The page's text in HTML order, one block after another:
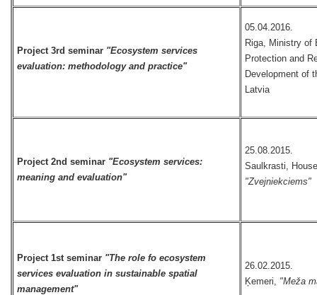
Project 3rd seminar "Ecosystem services
evaluation: methodology and practice"
05.04.2016.
Riga, Ministry of
Protection and
Development of
Latvia
Project 2nd seminar "Ecosystem services:
meaning and evaluation"
25.08.2015.
Saulkrasti,
"Zvejniekciems"
Project 1st seminar "The role fo ecosystem
services evaluation in sustainable spatial
management"
26.02.2015.
Ķemeri, "Meža